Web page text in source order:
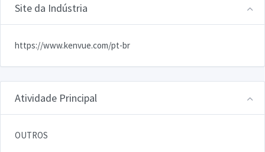
Site da Indústria
https://www.kenvue.com/pt-br
Atividade Principal
OUTROS